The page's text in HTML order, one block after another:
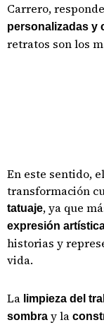
Carrero,
personalizadas y
retratos son los
En este sentido,
transformación
tatuaje, ya que
expresión
historias y
vida.
La limpieza del
sombra y la